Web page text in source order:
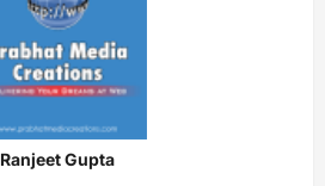
Ranjeet Gupta